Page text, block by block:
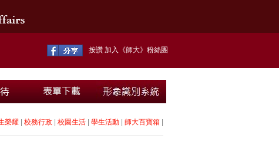
按讚 加入《師大》粉絲團
榮耀 校務行政 校園生活 學生活動 師大百寶箱